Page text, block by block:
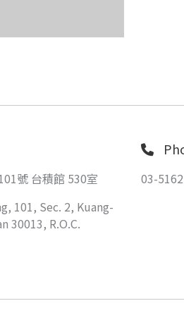
號 台積館 530室
101, Sec. 2, Kuang-
30013, R.O.C.
03-